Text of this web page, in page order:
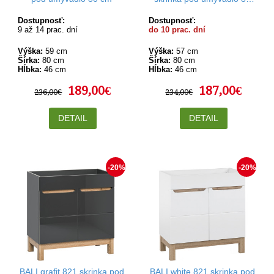
Dostupnosť:
9 až 14 prac. dní
Výška: 59 cm
Šírka: 80 cm
Hĺbka: 46 cm
236,00€ 189,00€
DETAIL
Dostupnosť:
do 10 prac. dní
Výška: 57 cm
Šírka: 80 cm
Hĺbka: 46 cm
234,00€ 187,00€
DETAIL
-20%
BALI grafit 821 skrinka pod
-20%
BALI white 821 skrinka pod